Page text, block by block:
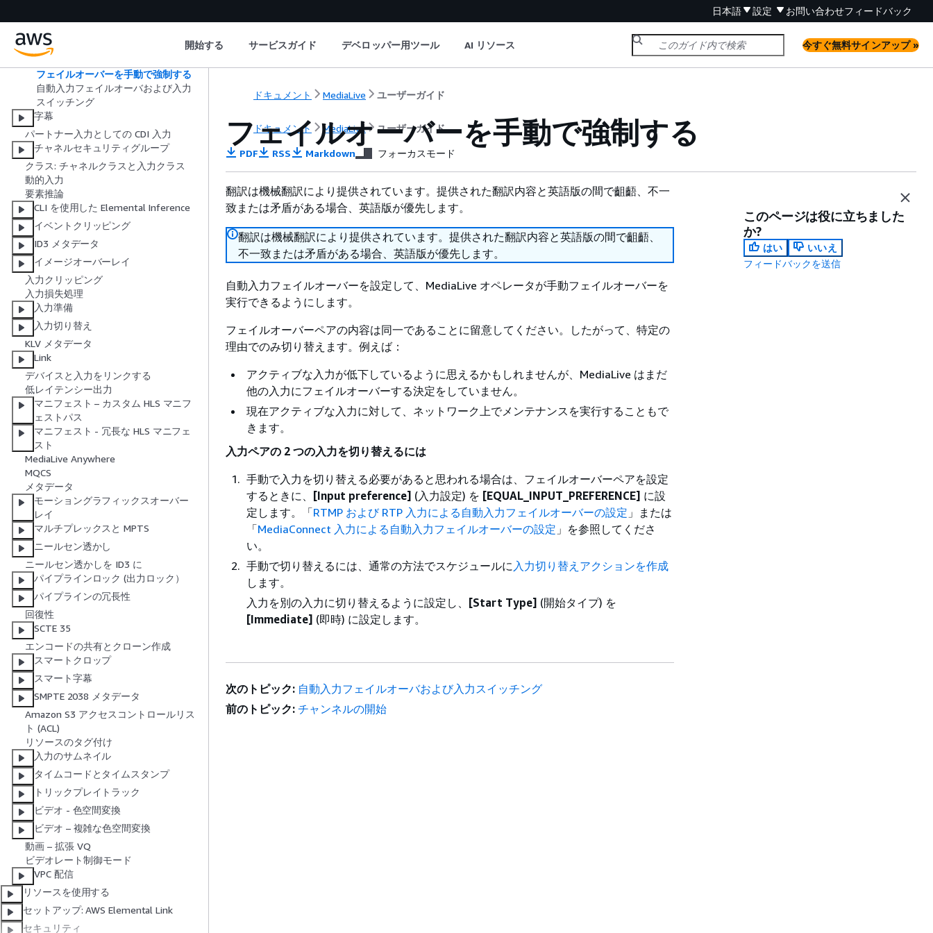
日本語 設定 お問い合わせフィードバック
開始する サービスガイド デベロッパー用ツール AI リソース 今すぐ無料サインアップ »
設定 : その他の入力
フェイルオーバーペアの役割の変更
チャンネルの開始
フェイルオーバーを手動で強制する
自動入力フェイルオーバおよび入力
スイッチング
字幕
パートナー入力としての CDI 入力
チャネルセキュリティグループ
クラス: チャネルクラスと入力クラス
動的入力
要素推論
CLI を使用した Elemental Inference
イベントクリッピング
ID3 メタデータ
イメージオーバーレイ
入力クリッピング
入力損失処理
入力準備
入力切り替え
KLV メタデータ
Link
デバイスと入力をリンクする
低レイテンシー出力
マニフェスト – カスタム HLS マニフ
ェストパス
マニフェスト - 冗長な HLS マニフェ
スト
MediaLive Anywhere
MQCS
メタデータ
モーショングラフィックスオーバー
レイ
マルチプレックスと MPTS
ニールセン透かし
ニールセン透かしを ID3 に
パイプラインロック (出力ロック）
パイプラインの冗長性
回復性
SCTE 35
エンコードの共有とクローン作成
スマートクロップ
スマート字幕
SMPTE 2038 メタデータ
Amazon S3 アクセスコントロールリス
ト (ACL)
リソースのタグ付け
入力のサムネイル
タイムコードとタイムスタンプ
トリックプレイトラック
ビデオ - 色空間変換
ビデオ – 複雑な色空間変換
動画 – 拡張 VQ
ビデオレート制御モード
VPC 配信
リソースを使用する
セットアップ: AWS Elemental Link
セキュリティ
ドキュメント MediaLive ユーザーガイド
ドキュメント MediaLive ユーザーガイド
フェイルオーバーを手動で強制する
PDF RSS Markdown フォーカスモード
翻訳は機械翻訳により提供されています。提供された翻訳内容と英語版の間で齟齬、不一
致または矛盾がある場合、英語版が優先します。
翻訳は機械翻訳により提供されています。提供された翻訳内容と英語版の間で齟齬、
不一致または矛盾がある場合、英語版が優先します。
自動入力フェイルオーバーを設定して、MediaLive オペレータが手動フェイルオーバーを
実行できるようにします。
フェイルオーバーペアの内容は同一であることに留意してください。したがって、特定の
理由でのみ切り替えます。例えば：
アクティブな入力が低下しているように思えるかもしれませんが、MediaLive はまだ
他の入力にフェイルオーバーする決定をしていません。
現在アクティブな入力に対して、ネットワーク上でメンテナンスを実行することもで
きます。
入力ペアの 2 つの入力を切り替えるには
手動で入力を切り替える必要があると思われる場合は、フェイルオーバーペアを設定
するときに、
[Input preference] (入力設定) を [EQUAL_INPUT_PREFERENCE] に設
定します。「RTMP および RTP 入力による自動入力フェイルオーバーの設定 」または
「MediaConnect 入力による自動入力フェイルオーバーの設定 」を参照してくださ
い。
手動で切り替えるには、通常の方法でスケジュールに入力切り替えアクションを作成
します。
入力を別の入力に切り替えるように設定し、
[Start Type] (開始タイプ) を
[Immediate] (即時) に設定します。
このページは役に立ちました
か?
はい
いいえ
フィードバックを送信
次のトピック: 自動入力フェイルオーバおよび入力スイッチング
前のトピック: チャンネルの開始